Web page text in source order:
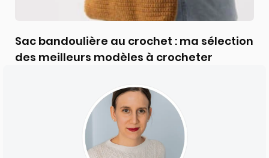
Sac bandoulière au crochet : ma sélection
des meilleurs modèles à crocheter